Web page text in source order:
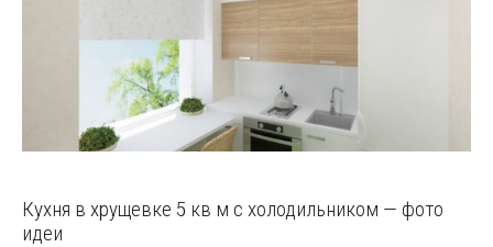
Кухня в хрущевке 5 кв м с холодильником — фото
идеи